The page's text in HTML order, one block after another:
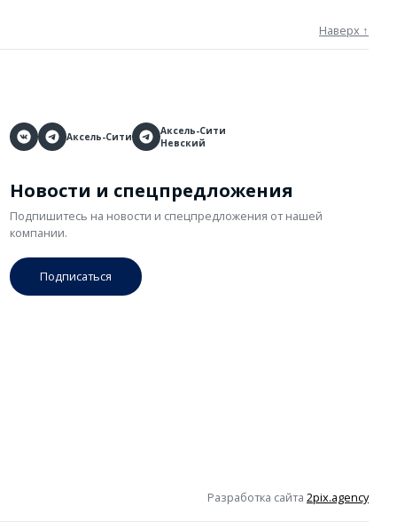
Наверх ↑
Аксель-Сити
Аксель-Сити
Невский
Новости и спецпредложения
Подпишитесь на новости и спецпредложения от нашей
компании.
Подписаться
Разработка сайта 2pix.agency